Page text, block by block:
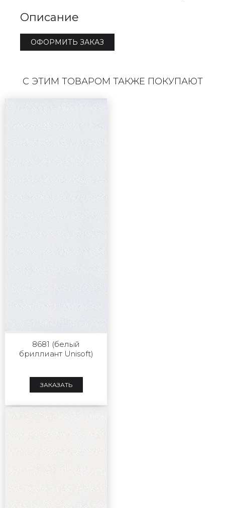
Описание
ОФОРМИТЬ ЗАКАЗ
С ЭТИМ ТОВАРОМ ТАКЖЕ ПОКУПАЮТ
8681 (белый
бриллиант Unisoft)
ЗАКАЗАТЬ